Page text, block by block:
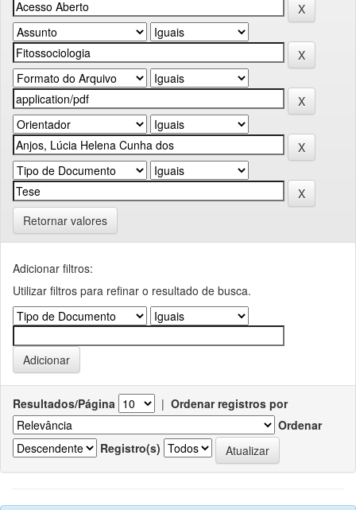
Retornar valores
Adicionar filtros:
Utilizar filtros para refinar o resultado de busca.
Resultados/Página | Ordenar registros por
Ordenar
Registro(s)